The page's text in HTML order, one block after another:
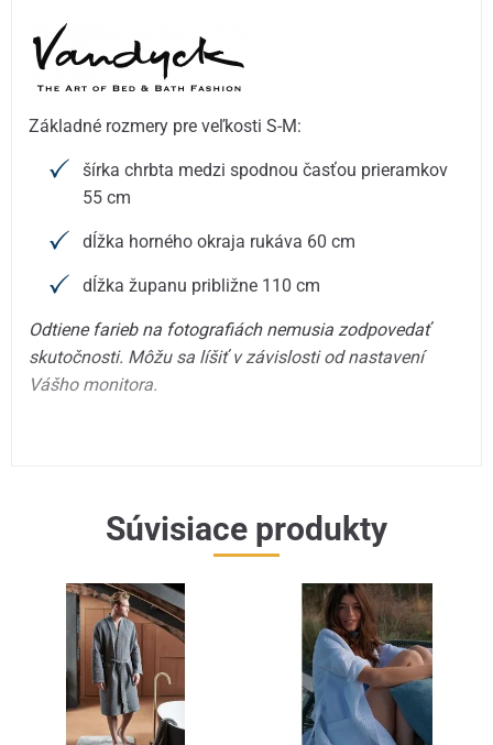
Základné rozmery pre veľkosti S-M:
šírka chrbta medzi spodnou časťou prieramkov
55 cm
dĺžka horného okraja rukáva 60 cm
dĺžka županu približne 110 cm
Odtiene farieb na fotografiách nemusia zodpovedať
skutočnosti. Môžu sa líšiť v závislosti od nastavení
Vášho monitora.
Súvisiace produkty